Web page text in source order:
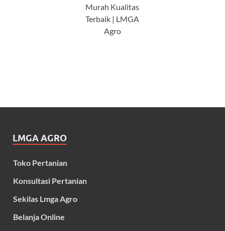
Murah Kualitas
Terbaik | LMGA
Agro
LMGA AGRO
Toko Pertanian
Konsultasi Pertanian
Sekilas Lmga Agro
Belanja Online